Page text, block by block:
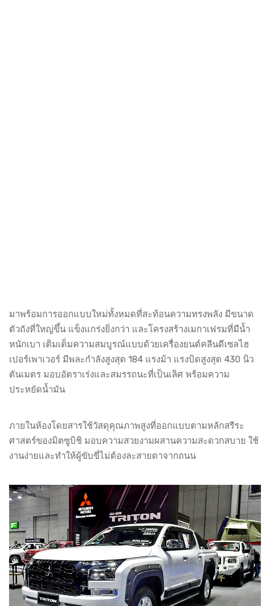
มาพร้อมการออกแบบใหม่ทั้งหมดที่สะท้อนความทรงพลัง มีขนาด
ตัวถังที่ใหญ่ขึ้น แข็งแกร่งยิ่งกว่า และโครงสร้างเมกาเฟรมที่มีน้ำ
หนักเบา เติมเต็มความสมบูรณ์แบบด้วยเครื่องยนต์คลีนดีเซลไฮ
เปอร์เพาเวอร์ มีพละกำลังสูงสุด 184 แรงม้า แรงบิดสูงสุด 430 นิว
ตันเมตร มอบอัตราเร่งและสมรรถนะที่เป็นเลิศ พร้อมความ
ประหยัดน้ำมัน
ภายในห้องโดยสารใช้วัสดุคุณภาพสูงที่ออกแบบตามหลักสรีระ
ศาสตร์ของมิตซูบิชิ มอบความสวยงามผสานความสะดวกสบาย ใช้
งานง่ายและทำให้ผู้ขับขี่ไม่ต้องละสายตาจากถนน